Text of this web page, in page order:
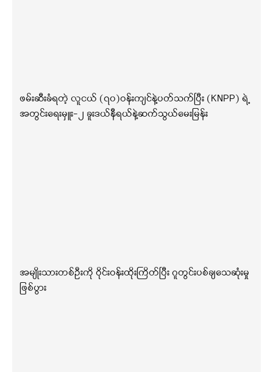
ဖမ်းဆီးခံရတဲ့ လူငယ် (၇၀)ဝန်းကျင်နဲ့ပတ်သက်ပြီး (KNPP) ရဲ့
အတွင်းရေးမှူး-၂ ခူးဒယ်နီရယ်နဲ့ဆက်သွယ်မေးမြန်း
အမျိုးသားတစ်ဦးကို ဝိုင်းဝန်းထိုးကြိတ်ပြီး ဂူတွင်းပစ်ချသေဆုံးမှု
ဖြစ်ပွား